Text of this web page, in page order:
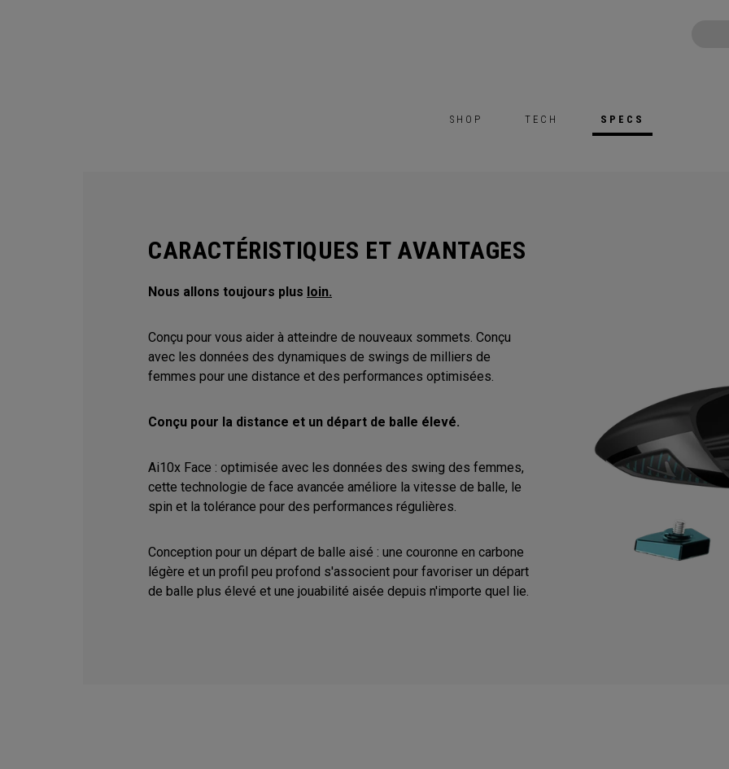
SHOP TECH SPECS
CARACTÉRISTIQUES ET AVANTAGES
Nous allons toujours plus loin.
Conçu pour vous aider à atteindre de nouveaux sommets. Conçu
avec les données des dynamiques de swings de milliers de
femmes pour une distance et des performances optimisées.
Conçu pour la distance et un départ de balle élevé.
Ai10x Face : optimisée avec les données des swing des femmes,
cette technologie de face avancée améliore la vitesse de balle, le
spin et la tolérance pour des performances régulières.
Conception pour un départ de balle aisé : une couronne en carbone
légère et un profil peu profond s'associent pour favoriser un départ
de balle plus élevé et une jouabilité aisée depuis n'importe quel lie.